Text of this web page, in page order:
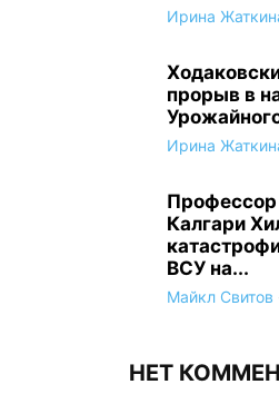
Ирина
прорыв в
Ирина
Профессор
Калгари
ВСУ на...
Майкл Свитов
НЕТ